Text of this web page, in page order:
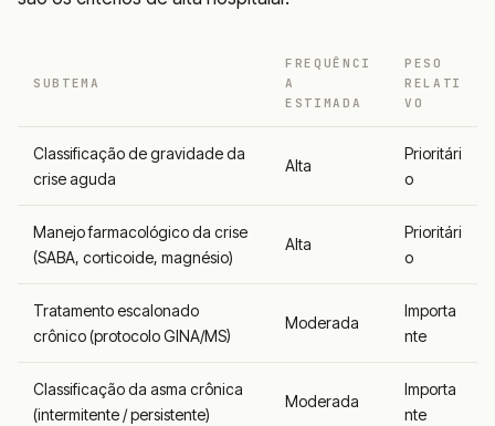
SUBTEMA
FREQUÊNCI
A
ESTIMADA
PESO
RELATI
VO
Classificação de gravidade da
crise aguda
Alta
Prioritári
o
Manejo farmacológico da crise
(SABA, corticoide, magnésio)
Alta
Prioritári
o
Tratamento escalonado
crônico (protocolo GINA/MS)
Moderada
Importa
nte
Classificação da asma crônica
(intermitente / persistente)
Moderada
Importa
nte